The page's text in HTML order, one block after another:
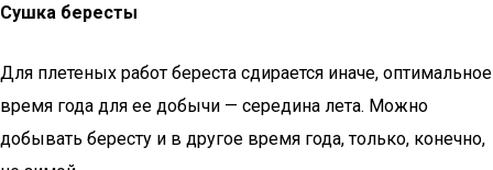
Сушка бересты
Для плетеных работ береста сдирается иначе, оптимальное
время года для ее добычи — середина лета. Можно
добывать бересту и в другое время года, только, конечно,